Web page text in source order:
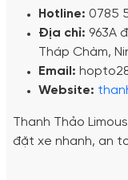
Hotline: 0785
Địa chỉ: 963A
Tháp Chàm,
Email:
Website:
Thanh Thảo
đặt xe nhanh, an